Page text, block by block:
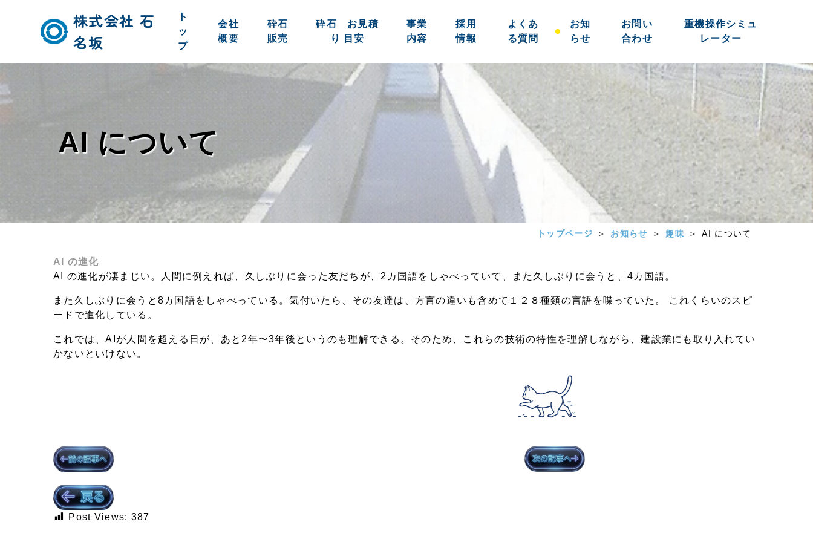
株式会社 石
名坂
ト
ッ
プ
会社
概要
砕石
販売
砕石 お見積
り 目安
事業
内容
採用
情報
よくあ
る質問
お知
らせ
お問い
合わせ
重機操作シミュ
レーター
AI について
トップページ お知らせ 趣味 AI について
AI の進化
AI の進化が凄まじい。人間に例えれば、久しぶりに会った友だちが、2カ国語をしゃべっていて、また久しぶりに会うと、4カ国語。
また久しぶりに会うと8カ国語をしゃべっている。気付いたら、その友達は、方言の違いも含めて１２８種類の言語を喋っていた。 これくらいのスピ
ードで進化している。
これでは、AIが人間を超える日が、あと2年〜3年後というのも理解できる。そのため、これらの技術の特性を理解しながら、建設業にも取り入れてい
かないといけない。
Post Views: 387